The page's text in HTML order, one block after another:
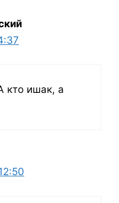
кто ишак, а